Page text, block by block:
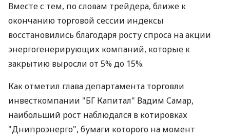
Вместе с тем, по словам трейдера, ближе к
окончанию торговой сессии индексы
восстановились благодаря росту спроса на акции
энергогенерирующих компаний, которые к
закрытию выросли от 5% до 15%.
Как отметил глава департамента торговли
инвесткомпании "БГ Капитал" Вадим Самар,
наибольший рост наблюдался в котировках
"Днипроэнерго", бумаги которого на момент